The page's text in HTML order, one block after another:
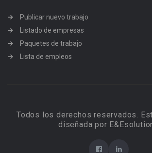
Publicar nuevo trabajo
Listado de empresas
Paquetes de trabajo
Lista de empleos
Todos los derechos reservados.
diseñada por